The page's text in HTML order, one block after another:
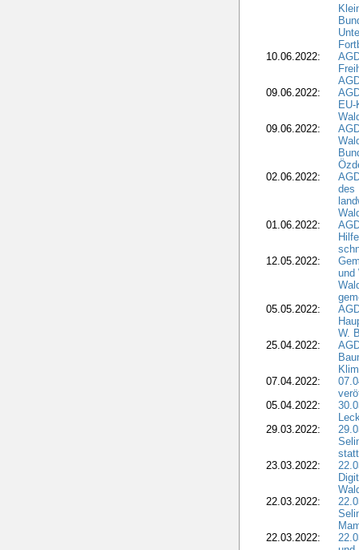
10.06.2022:
09.06.2022:
09.06.2022:
02.06.2022:
des
01.06.2022:
12.05.2022:
und
05.05.2022:
W.
25.04.2022:
07.04.2022:
05.04.2022:
29.03.2022:
23.03.2022:
22.03.2022:
22.03.2022: